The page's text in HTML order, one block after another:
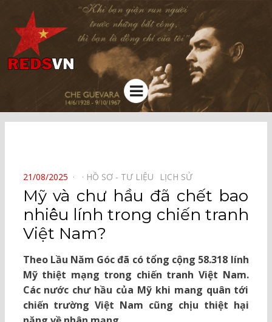
Kênh chia sẻ tri thức cộng đồng
Menu
POSTED
ON
21/08/2025 HỒ SƠ - TƯ LIỆU⠀ LỊCH SỬ⠀
Mỹ và chư hầu đã chết bao
nhiêu lính trong chiến tranh
Việt Nam?
Theo Lầu Năm Góc đã có tổng cộng 58.318 lính
Mỹ thiệt mạng trong chiến tranh Việt Nam.
Các nước chư hầu của Mỹ khi mang quân tới
chiến trường Việt Nam cũng chịu thiệt hại